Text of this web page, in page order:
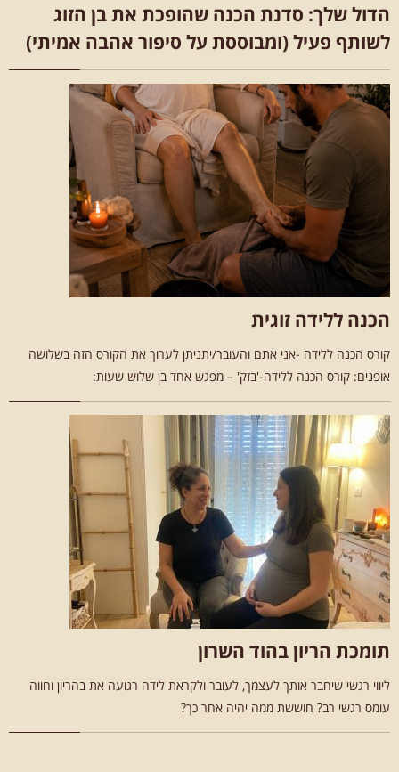
הדול שלך: סדנת הכנה שהופכת את בן הזוג
לשותף פעיל (ומבוססת על סיפור אהבה אמיתי)
הכנה ללידה זוגית
קורס הכנה ללידה -אני אתם והעובר/יתניתן לערוך את הקורס הזה בשלושה
אופנים: קורס הכנה ללידה-'בזק' – מפגש אחד בן שלוש שעות:
תומכת הריון בהוד השרון
ליווי רגשי שיחבר אותך לעצמך, לעובר ולקראת לידה רגועה את בהריון וחווה
עומס רגשי רב? חוששת ממה יהיה אחר כך?